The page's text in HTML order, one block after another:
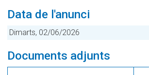
Data de l'anunci
Dimarts, 02/06/2026
Documents adjunts